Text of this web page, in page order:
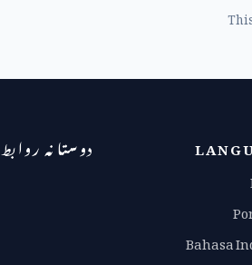
Bahasa
دوستانہ روابط